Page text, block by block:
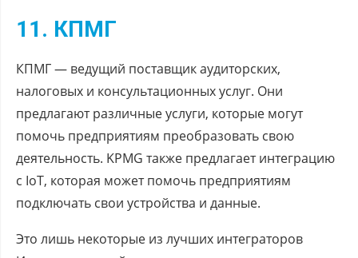
11. КПМГ
КПМГ — ведущий поставщик аудиторских,
налоговых и консультационных услуг. Они
предлагают различные услуги, которые могут
помочь предприятиям преобразовать свою
деятельность. KPMG также предлагает интеграцию
с IoT, которая может помочь предприятиям
подключать свои устройства и данные.
Это лишь некоторые из лучших интеграторов